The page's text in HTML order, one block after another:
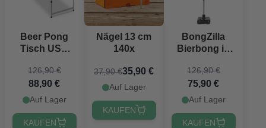
Beer Pong
Tisch USA
Offizielle
Maße
126,90 €
88,90 €
Auf Lager
KAUFEN
Nägel 13 cm
140x
37,90 €35,90 €
Auf Lager
KAUFEN
BongZilla
Bierbong in
126,90 €
75,90 €
Auf Lager
KAUFEN